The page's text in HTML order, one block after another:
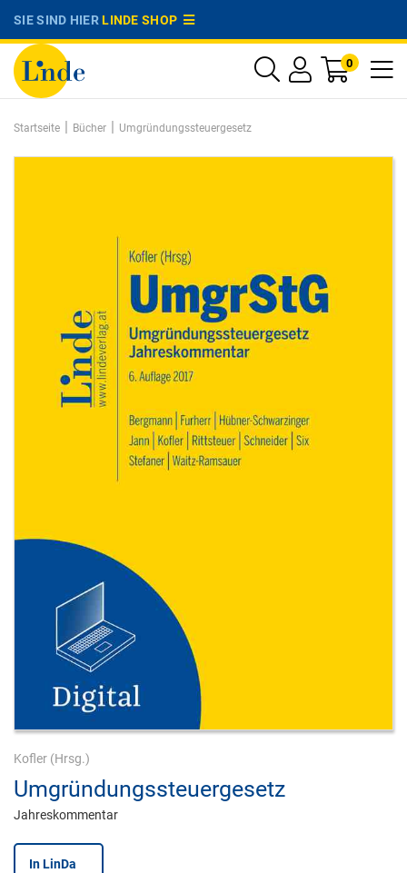
SIE SIND HIERLINDE SHOP
0
Startseite | Bücher | Umgründungssteuergesetz
Kofler (Hrsg.)
Umgründungssteuergesetz
Jahreskommentar
In LinDa